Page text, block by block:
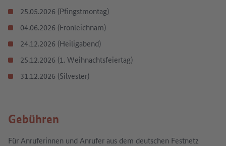
25.05.2026 (Pfingstmontag)
04.06.2026 (Fronleichnam)
24.12.2026 (Heiligabend)
25.12.2026 (1. Weihnachtsfeiertag)
31.12.2026 (Silvester)
Gebühren
Für Anruferinnen und Anrufer aus dem deutschen Festnetz